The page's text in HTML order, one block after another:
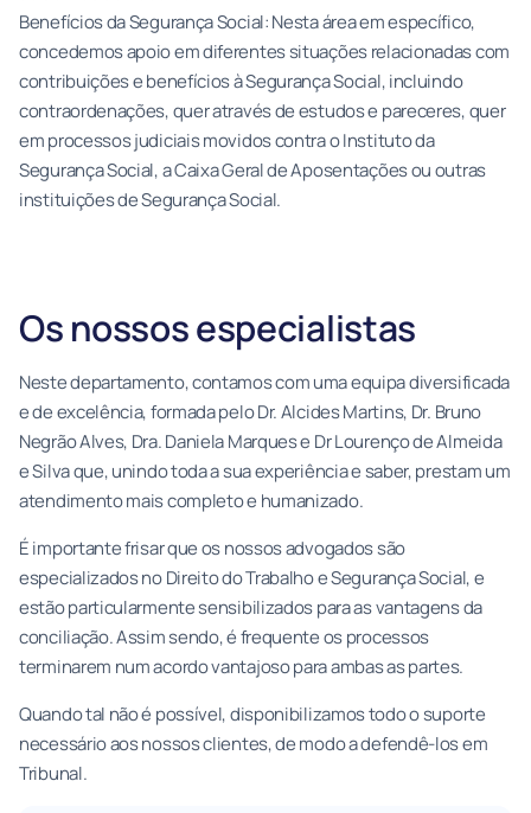
Benefícios da Segurança Social: Nesta área em específico,
concedemos apoio em diferentes situações relacionadas com
contribuições e benefícios à Segurança Social, incluindo
contraordenações, quer através de estudos e pareceres, quer
em processos judiciais movidos contra o Instituto da
Segurança Social, a Caixa Geral de Aposentações ou outras
instituições de Segurança Social.
Os nossos especialistas
Neste departamento, contamos com uma equipa diversificada
e de excelência, formada pelo Dr. Alcides Martins, Dr. Bruno
Negrão Alves, Dra. Daniela Marques e Dr Lourenço de Almeida
e Silva que, unindo toda a sua experiência e saber, prestam um
atendimento mais completo e humanizado.
É importante frisar que os nossos advogados são
especializados no Direito do Trabalho e Segurança Social, e
estão particularmente sensibilizados para as vantagens da
conciliação. Assim sendo, é frequente os processos
terminarem num acordo vantajoso para ambas as partes.
Quando tal não é possível, disponibilizamos todo o suporte
necessário aos nossos clientes, de modo a defendê-los em
Tribunal.